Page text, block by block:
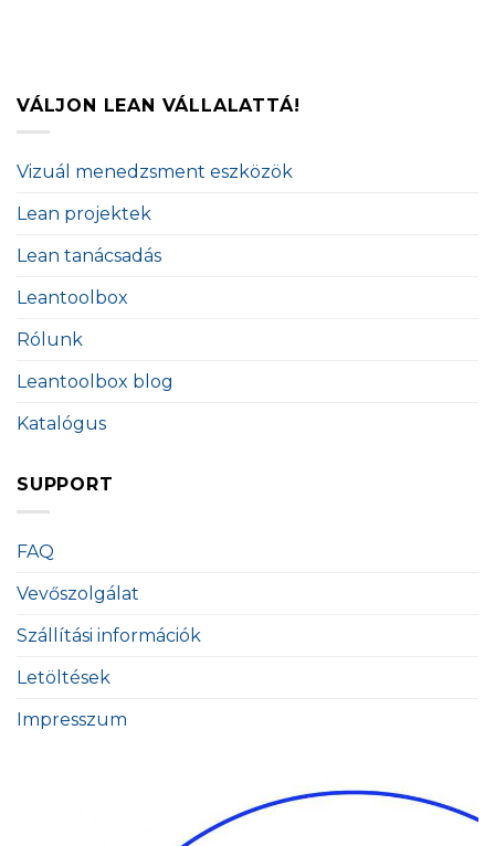
VÁLJON LEAN VÁLLALATTÁ!
Vizuál menedzsment eszközök
Lean projektek
Lean tanácsadás
Leantoolbox
Rólunk
Leantoolbox blog
Katalógus
SUPPORT
FAQ
Vevőszolgálat
Szállítási információk
Letöltések
Impresszum